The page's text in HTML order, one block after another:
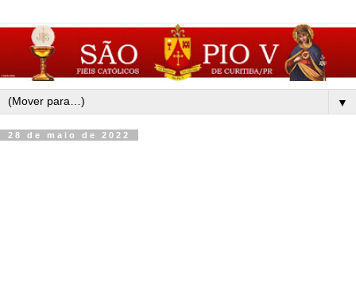
▼
28 de maio de 2022